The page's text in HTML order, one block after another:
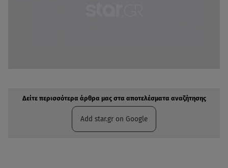
Δείτε περισσότερα άρθρα μας στα αποτελέσματα αναζήτησης
Add star.gr on Google